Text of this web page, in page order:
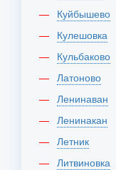
Куйбышево
Кулешовка
Кульбаково
Латоново
Ленинаван
Ленинакан
Летник
Литвиновка